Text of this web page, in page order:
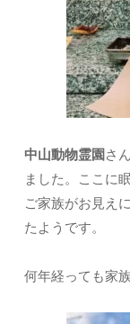
中山動物霊園さ
ました。ここに
ご家族がお見え
たようです。
何年経っても家